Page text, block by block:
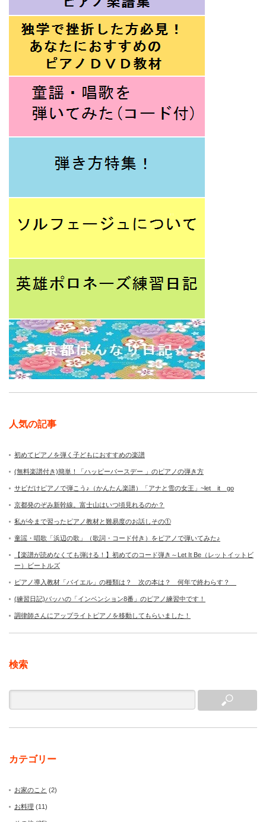
人気の記事
初めてピアノを弾く子どもにおすすめの楽譜
(無料楽譜付き)簡単！「ハッピーバースデー 」のピアノの弾き方
サビだけピアノで弾こう♪（かんたん楽譜）「アナと雪の女王」~let it go
京都発のぞみ新幹線。富士山はいつ頃見れるのか？
私が今まで習ったピアノ教材と難易度のお話しその①
童謡・唱歌「浜辺の歌」（歌詞・コード付き）をピアノで弾いてみた♪
【楽譜が読めなくても弾ける！】初めてのコード弾き～Let It Be（レットイットビ
ー）ビートルズ
ピアノ導入教材「バイエル」の種類は？ 次の本は？ 何年で終わらす？
(練習日記)バッハの「インベンション8番」のピアノ練習中です！
調律師さんにアップライトピアノを移動してもらいました！
検索
カテゴリー
お家のこと (2)
お料理 (11)